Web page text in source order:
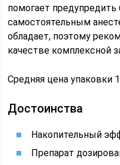
помогает предупредить
самостоятельным
обладает, поэтому
качестве комплексной
Средняя цена упаковки
Достоинства
Накопительный
Препарат